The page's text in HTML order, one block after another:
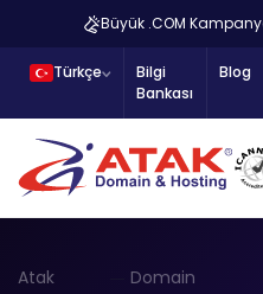
Büyük .COM
Türkçe
Bilgi
Bankası
Blog
Atak
Domain